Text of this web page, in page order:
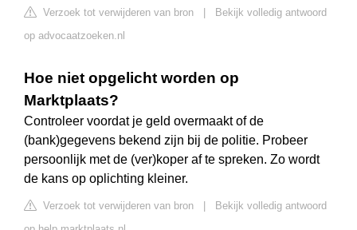
Verzoek tot verwijderen van bron
Bekijk volledig antwoord
op advocaatzoeken.nl
Hoe niet opgelicht worden op
Marktplaats?
Controleer voordat je geld overmaakt of de
(bank)gegevens bekend zijn bij de politie. Probeer
persoonlijk met de (ver)koper af te spreken. Zo wordt
de kans op oplichting kleiner.
Verzoek tot verwijderen van bron
Bekijk volledig antwoord